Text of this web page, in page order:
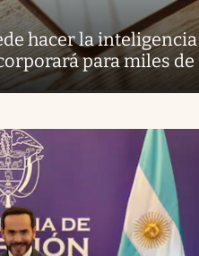
hacer la inteligencia
para miles de